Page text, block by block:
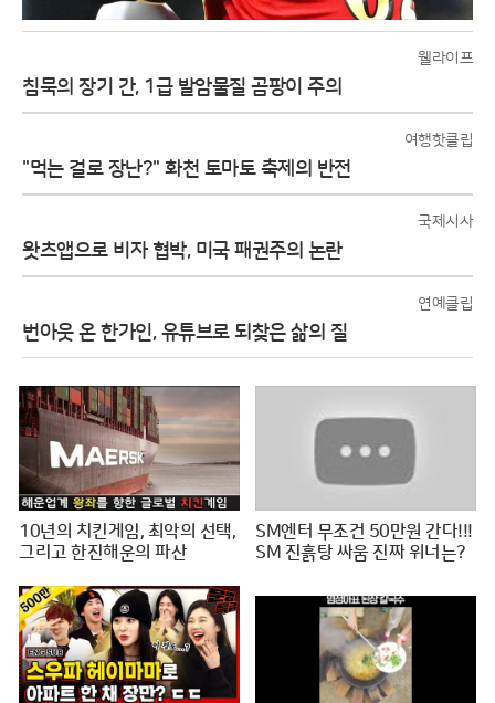
웰라이프
침묵의 장기 간, 1급 발암물질 곰팡이 주의
여행핫클립
"먹는 걸로 장난?" 화천 토마토 축제의 반전
국제시사
왓츠앱으로 비자 협박, 미국 패권주의 논란
연예클립
번아웃 온 한가인, 유튜브로 되찾은 삶의 질
10년의 치킨게임, 최악의 선택,
그리고 한진해운의 파산
SM엔터 무조건 50만원 간다!!!
SM 진흙탕 싸움 진짜 위너는?